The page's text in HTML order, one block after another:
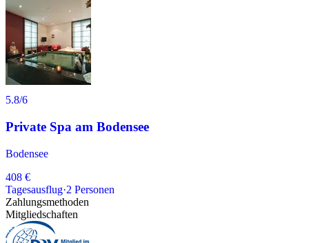
5.8/6
Private Spa am Bodensee
Bodensee
408 €
Tagesausflug·2 Personen
Zahlungsmethoden
Mitgliedschaften